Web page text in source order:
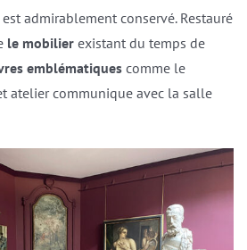
admirablement conservé. Restauré
le mobilierexistant du temps de
emblématiquescomme le
atelier communique avec la salle